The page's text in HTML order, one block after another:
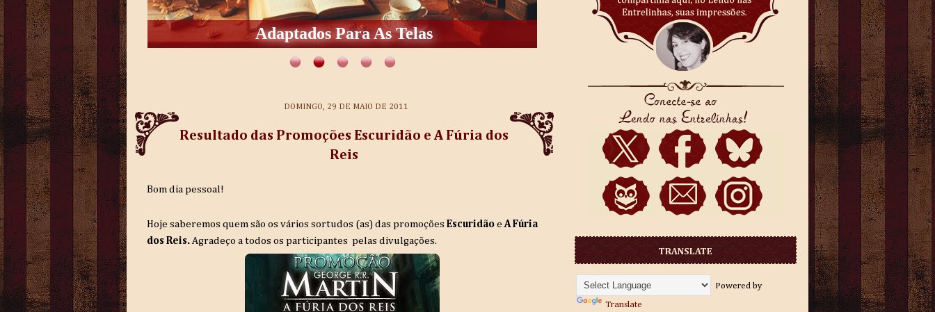
Adaptados Para As Telas
DOMINGO, 29 DE MAIO DE 2011
Resultado das Promoções Escuridão e A Fúria dos
Reis
Bom dia pessoal!
Hoje saberemos quem são os vários sortudos (as) das promoções Escuridão eA Fúria
dos Reis. Agradeço a todos os participantes pelas divulgações.
TRANSLATE
Powered by
Translate